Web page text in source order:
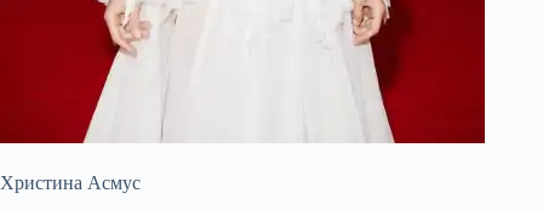
Христина Асмус